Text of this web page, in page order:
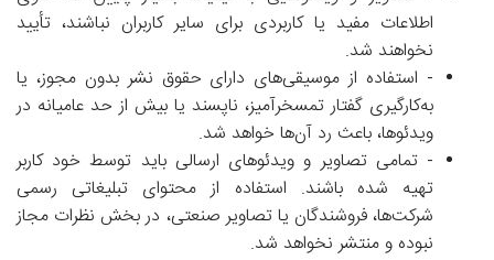
اطلاعات مفید یا کاربردی برای سایر کاربران نباشند، تأیید
نخواهند شد.
- استفاده از موسیقی‌های دارای حقوق نشر بدون مجوز، یا
به‌کارگیری گفتار تمسخرآمیز، ناپسند یا بیش از حد عامیانه در
ویدئوها، باعث رد آن‌ها خواهد شد.
-تمامی تصاویر و ویدئوهای ارسالی باید توسط خود کاربر
تهیه شده باشند. استفاده از محتوای تبلیغاتی رسمی
شرکت‌ها، فروشندگان یا تصاویر صنعتی، در بخش نظرات مجاز
نبوده و منتشر نخواهد شد.